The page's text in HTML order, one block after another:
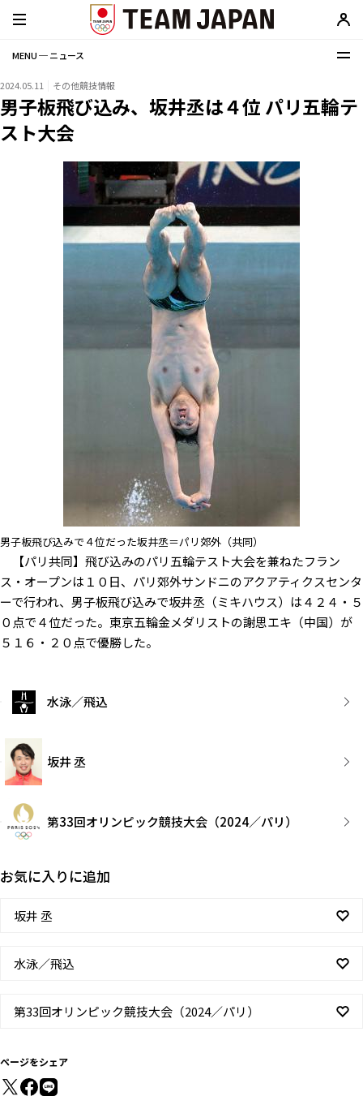
MENU ─ ニュース
2024.05.11 その他競技情報
男子板飛び込み、坂井丞は４位 パリ五輪テ
スト大会
男子板飛び込みで４位だった坂井丞＝パリ郊外（共同）
【パリ共同】飛び込みのパリ五輪テスト大会を兼ねたフラン
ス・オープンは１０日、パリ郊外サンドニのアクアティクスセンタ
ーで行われ、男子板飛び込みで坂井丞（ミキハウス）は４２４・５
０点で４位だった。東京五輪金メダリストの謝思エキ（中国）が
５１６・２０点で優勝した。
水泳／飛込
坂井 丞
第33回オリンピック競技大会（2024／パリ）
お気に入りに追加
坂井 丞
水泳／飛込
第33回オリンピック競技大会（2024／パリ）
ページをシェア